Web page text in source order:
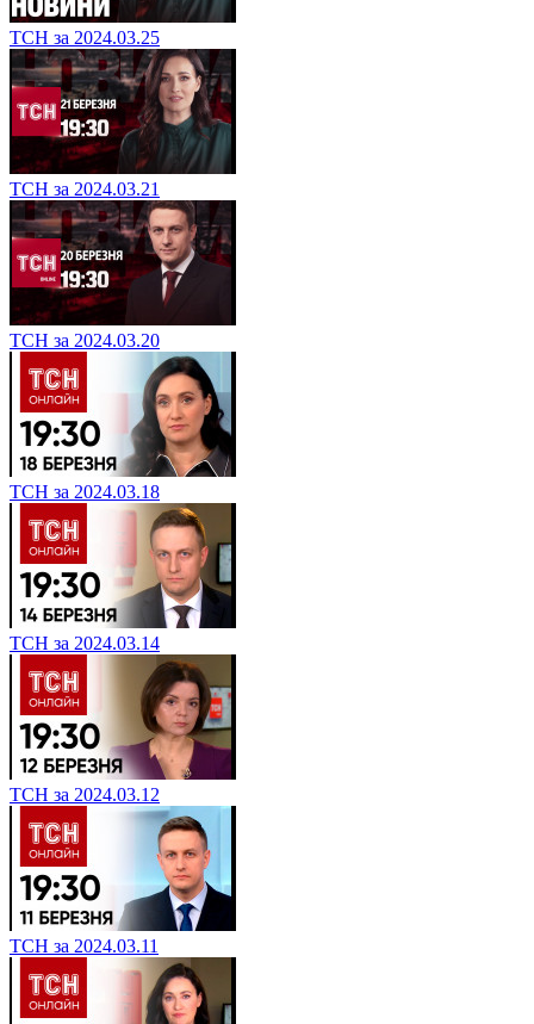
ТСН за 2024.03.25
ТСН за 2024.03.21
ТСН за 2024.03.20
ТСН за 2024.03.18
ТСН за 2024.03.14
ТСН за 2024.03.12
ТСН за 2024.03.11